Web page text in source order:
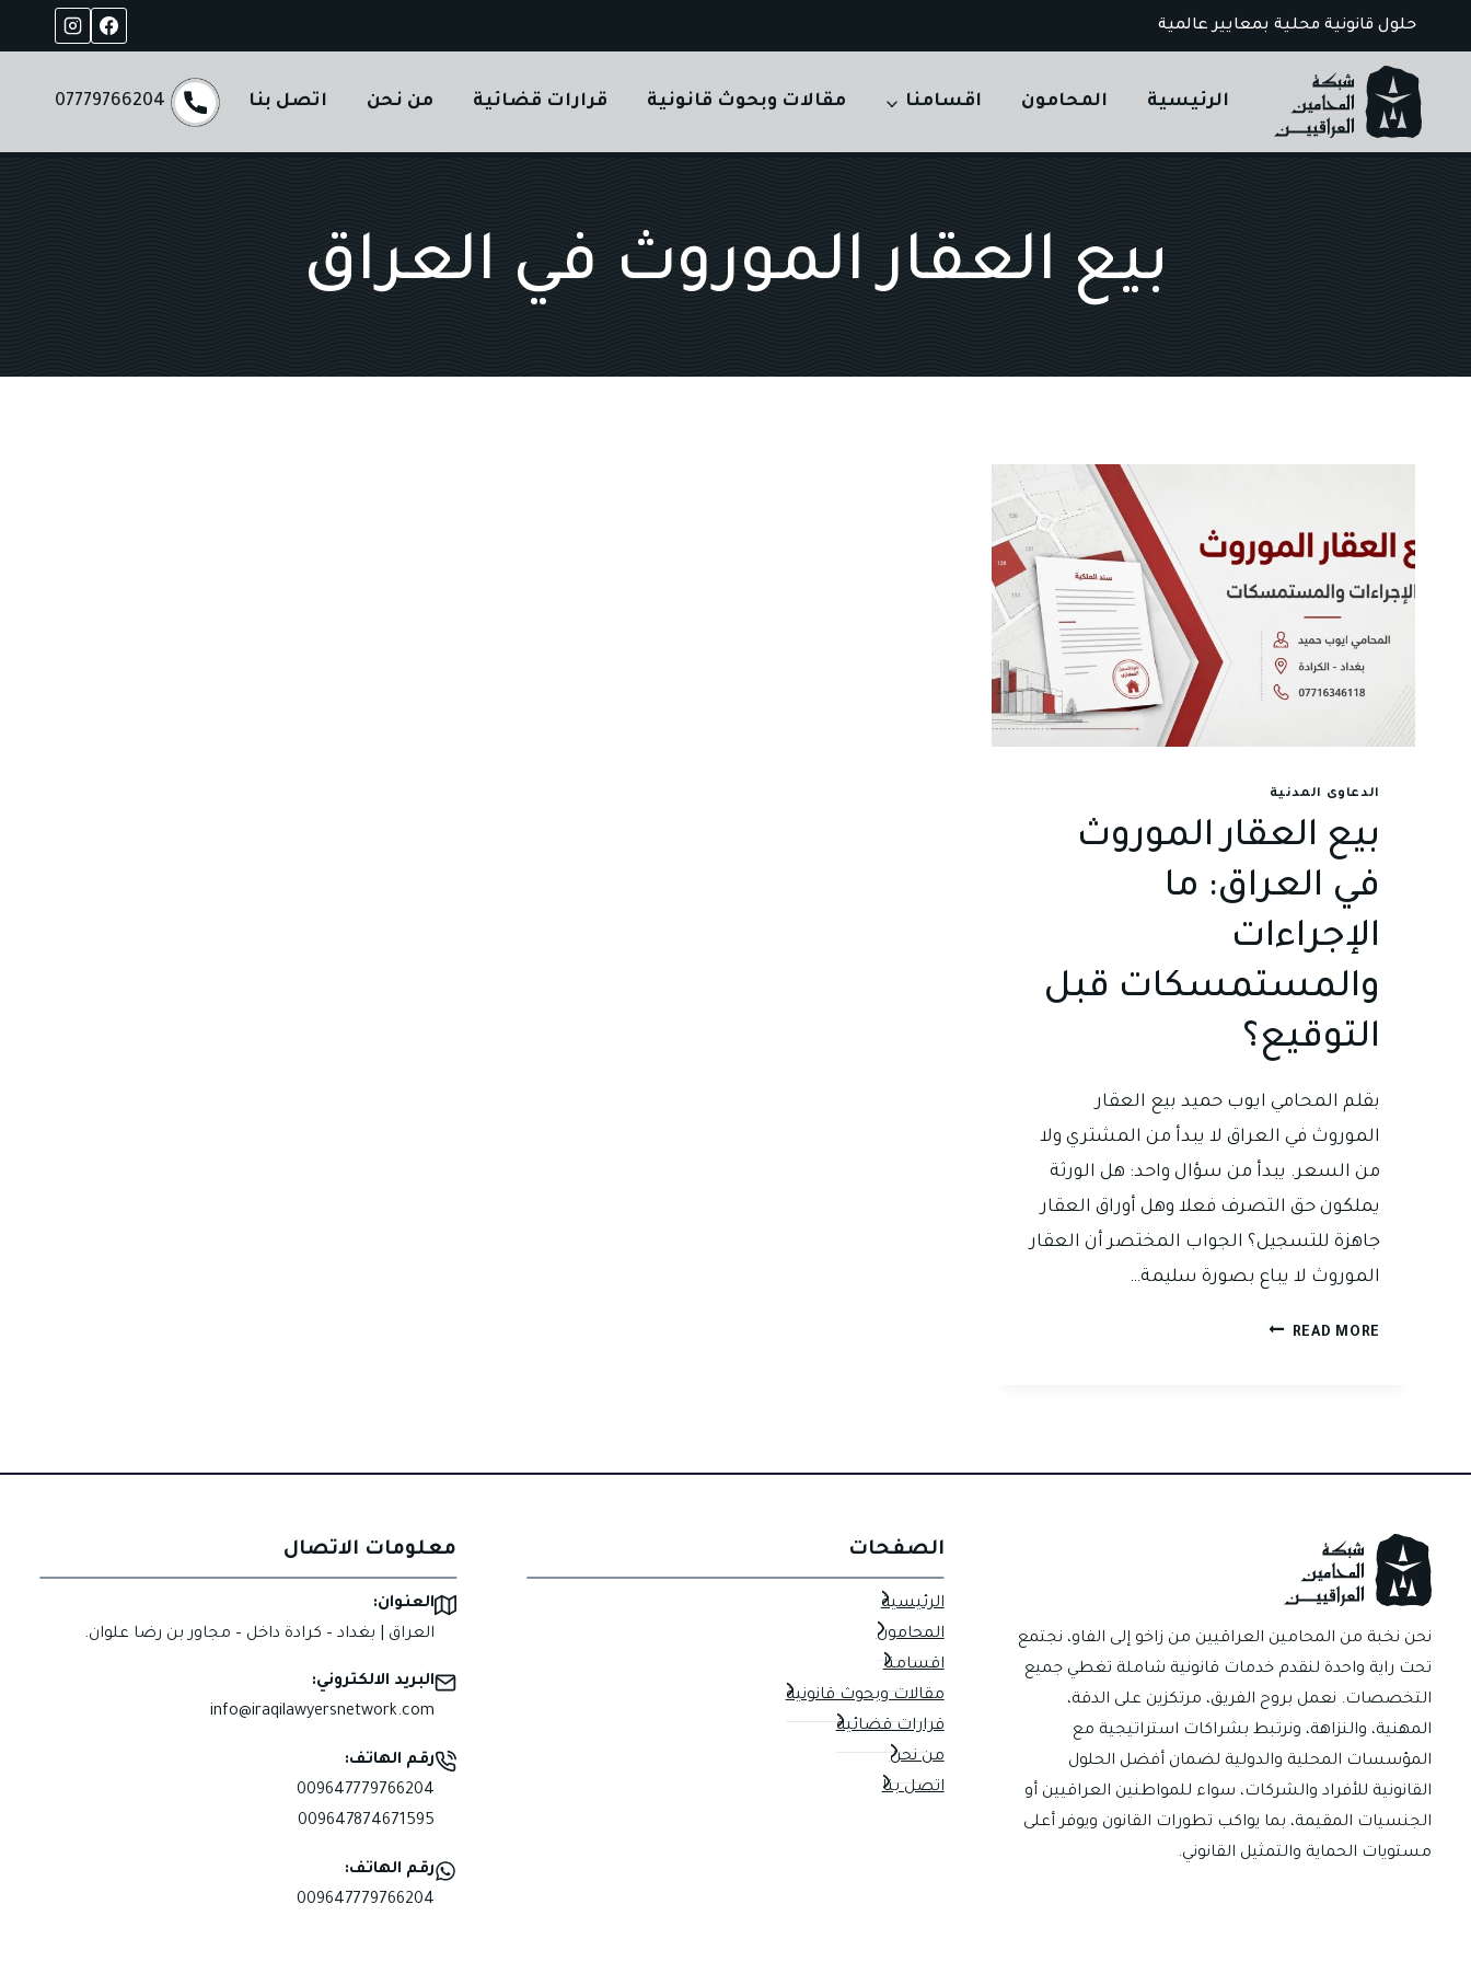
to
content
حلول قانونية محلية بمعايير عالمية
الرئيسية المحامون اقسامنا مقالات وبحوث قانونية قرارات قضائية من نحن اتصل بنا 07779766204
بيع العقار الموروث في العراق
الدعاوى المدنية
بيع العقار الموروث
في العراق: ما
الإجراءات
والمستمسكات قبل
التوقيع؟
بقلم المحامي ايوب حميد بيع العقار
الموروث في العراق لا يبدأ من المشتري ولا
من السعر. يبدأ من سؤال واحد: هل الورثة
يملكون حق التصرف فعلا وهل أوراق العقار
جاهزة للتسجيل؟ الجواب المختصر أن العقار
الموروث لا يباع بصورة سليمة…
READ MORE بيع
نحن نخبة من المحامين العراقيين من زاخو إلى الفاو، نجتمع
تحت راية واحدة لنقدم خدمات قانونية شاملة تغطي جميع
التخصصات. نعمل بروح الفريق، مرتكزين على الدقة،
المهنية، والنزاهة، ونرتبط بشراكات استراتيجية مع
المؤسسات المحلية والدولية لضمان أفضل الحلول
القانونية للأفراد والشركات، سواء للمواطنين العراقيين أو
الجنسيات المقيمة، بما يواكب تطورات القانون ويوفر أعلى
مستويات الحماية والتمثيل القانوني.
الصفحات
الرئيسية
المحامون
اقسامنا
مقالات وبحوث قانونية
قرارات قضائية
من نحن
اتصل بنا
معلومات الاتصال
العنوان:
العراق | بغداد – كرادة داخل – مجاور بن رضا علوان.
البريد الالكتروني:
info@iraqilawyersnetwork.com
رقم الهاتف:
009647779766204
009647874671595
رقم الهاتف:
009647779766204